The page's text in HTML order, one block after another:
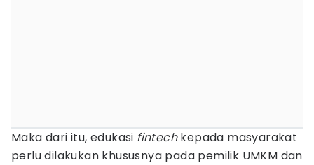
Maka dari itu, edukasi fintechkepada masyarakat
perlu dilakukan khususnya pada pemilik UMKM dan